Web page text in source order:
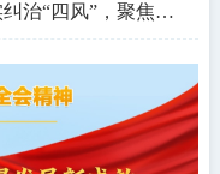
速读五次全会工作部署丨从严从实纠治“四风”，聚焦哪些问题